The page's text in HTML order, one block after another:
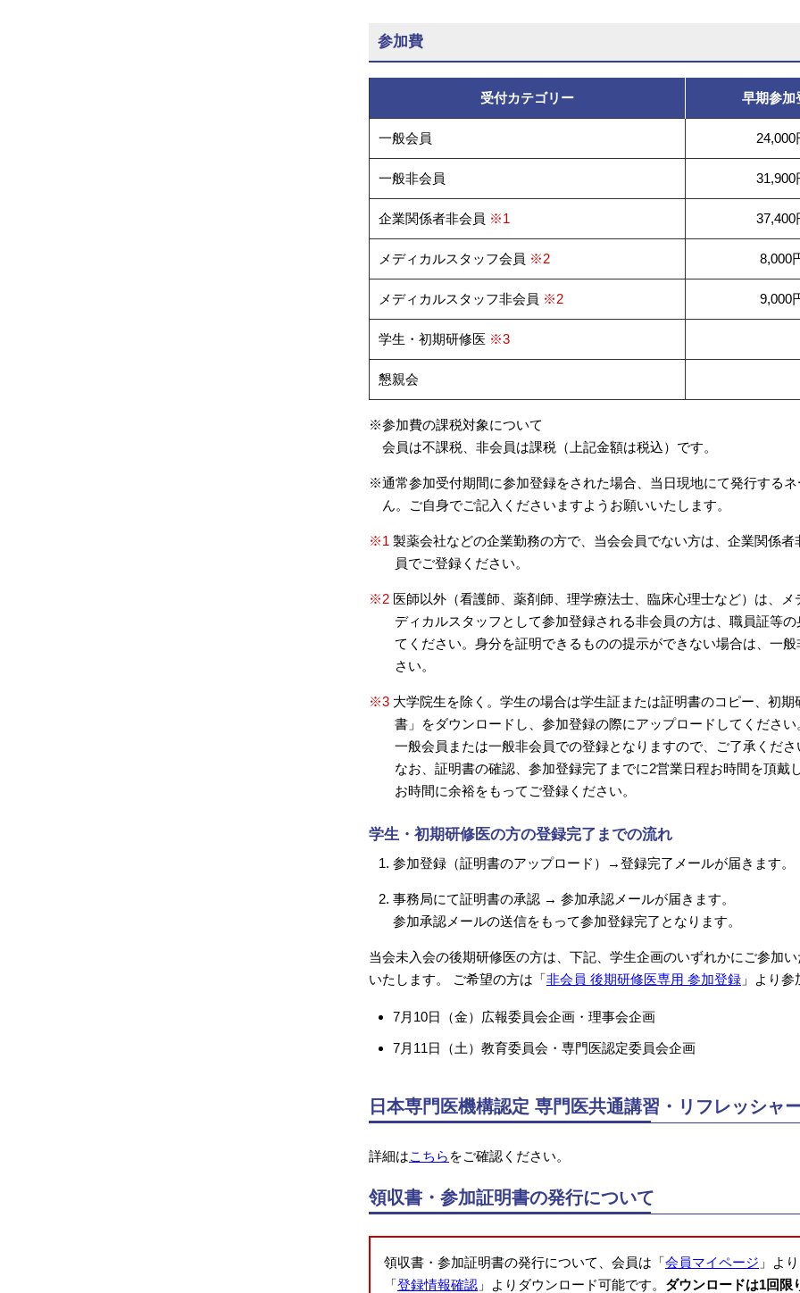
参加費
受付カテゴリー 早期参加
一般会員 24,000
一般非会員 31,900
企業関係者非会員 ※1 37,400
メディカルスタッフ会員 ※2 8,000
メディカルスタッフ非会員 ※2 9,000
学生・初期研修医 ※3
懇親会
※参加費の課税対象について
会員は不課税、非会員は課税（上記金額は税込）です。
※通常参加受付期間に参加登録をされた場合、当日現地にて発行する
ん。ご自身でご記入くださいますようお願いいたします。
※1 製薬会社などの企業勤務の方で、当会会員でない方は、企業関係
員でご登録ください。
※2 医師以外（看護師、薬剤師、理学療法士、臨床心理士など）は、
ディカルスタッフとして参加登録される非会員の方は、職員証等
てください。身分を証明できるものの提示ができない場合は、一
さい。
※3 大学院生を除く。学生の場合は学生証または証明書のコピー、初期
書」をダウンロードし、参加登録の際にアップロードしてくださ
一般会員または一般非会員での登録となりますので、ご了承くださ
なお、証明書の確認、参加登録完了までに2営業日程お時間を頂戴
お時間に余裕をもってご登録ください。
学生・初期研修医の方の登録完了までの流れ
参加登録（証明書のアップロード）→登録完了メールが届きます。
事務局にて証明書の承認 → 参加承認メールが届きます。
参加承認メールの送信をもって参加登録完了となります。
当会未入会の後期研修医の方は、下記、学生企画のいずれかにご参加
いたします。 ご希望の方は「非会員 後期研修医専用 参加登録 」より
7月10日（金）広報委員会企画・理事会企画
7月11日（土）教育委員会・専門医認定委員会企画
日本専門医機構認定 専門医共通講習・リフレッシャ
詳細はこちら をご確認ください。
領収書・参加証明書の発行について
領収書・参加証明書の発行について、会員は「会員マイページ 」よ
「登録情報確認 」よりダウンロード可能です。 ダウンロードは1回限